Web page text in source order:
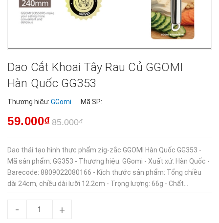
Dao Cắt Khoai Tây Rau Củ GGOMI
Hàn Quốc GG353
Thương hiệu: GGomi Mã SP:
59.000₫85.000₫
Dao thái tạo hình thực phẩm zig-zắc GGOMI Hàn Quốc GG353 -
Mã sản phẩm: GG353 - Thương hiệu: GGomi - Xuất xứ: Hàn Quốc -
Barecode: 8809022080166 - Kích thước sản phẩm: Tổng chiều
dài 24cm, chiều dài lưỡi 12.2cm - Trọng lượng: 66g - Chất...
- +